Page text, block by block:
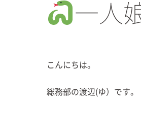
一人
こんにちは。
総務部の渡辺(ゆ）です。